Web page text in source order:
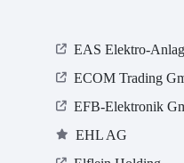
EAS Elektro-
ECOM Trading
EFB-Elektronik
EHL AG